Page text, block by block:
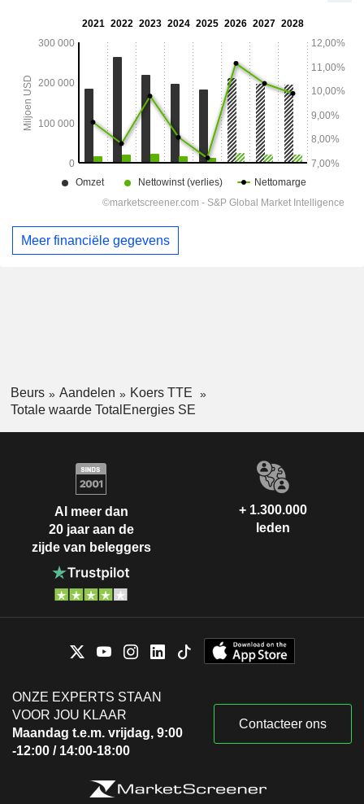
Meer financiële gegevens
Beurs Aandelen
Koers TTE
Totale waarde TotalEnergies SE
Al meer dan
20 jaar aan de
zijde van beleggers
+ 1.300.000
leden
ONZE EXPERTS STAAN
VOOR JOU KLAAR
Maandag t.e.m. vrijdag, 9:00
-12:00 / 14:00-18:00
Contacteer ons